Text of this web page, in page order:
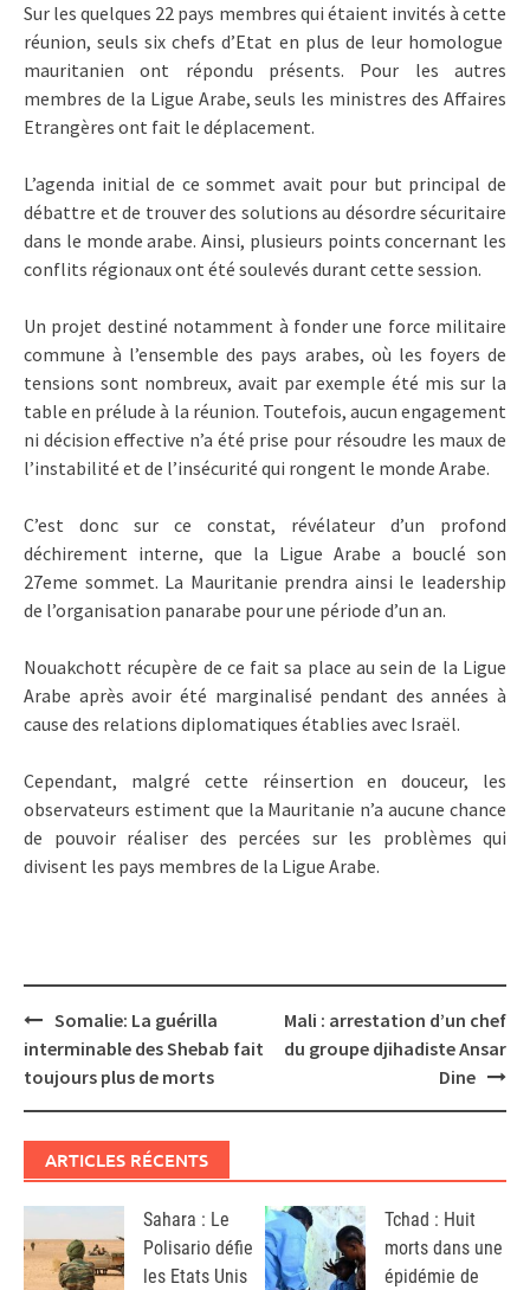
Sur les quelques 22 pays membres qui étaient invités à cette
réunion, seuls six chefs d’Etat en plus de leur homologue
mauritanien ont répondu présents. Pour les autres
membres de la Ligue Arabe, seuls les ministres des Affaires
Etrangères ont fait le déplacement.
L’agenda initial de ce sommet avait pour but principal de
débattre et de trouver des solutions au désordre sécuritaire
dans le monde arabe. Ainsi, plusieurs points concernant les
conflits régionaux ont été soulevés durant cette session.
Un projet destiné notamment à fonder une force militaire
commune à l’ensemble des pays arabes, où les foyers de
tensions sont nombreux, avait par exemple été mis sur la
table en prélude à la réunion. Toutefois, aucun engagement
ni décision effective n’a été prise pour résoudre les maux de
l’instabilité et de l’insécurité qui rongent le monde Arabe.
C’est donc sur ce constat, révélateur d’un profond
déchirement interne, que la Ligue Arabe a bouclé son
27eme sommet. La Mauritanie prendra ainsi le leadership
de l’organisation panarabe pour une période d’un an.
Nouakchott récupère de ce fait sa place au sein de la Ligue
Arabe après avoir été marginalisé pendant des années à
cause des relations diplomatiques établies avec Israël.
Cependant, malgré cette réinsertion en douceur, les
observateurs estiment que la Mauritanie n’a aucune chance
de pouvoir réaliser des percées sur les problèmes qui
divisent les pays membres de la Ligue Arabe.
Post
navigation
Somalie: La guérilla
interminable des Shebab fait
toujours plus de morts
Mali : arrestation d’un chef
du groupe djihadiste Ansar
Dine
ARTICLES RÉCENTS
Sahara : Le
Polisario défie
les Etats Unis
Tchad : Huit
morts dans une
épidémie de